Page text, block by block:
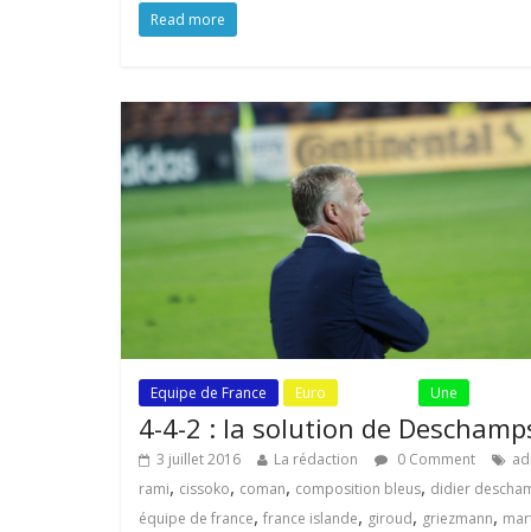
Read more
Equipe de France Euro Une
4-4-2 : la solution de
3 juillet 2016 La rédaction 0 Comment
rami, cissoko, coman, composition bleus, didier
équipe de france, france islande, giroud, griezmann,